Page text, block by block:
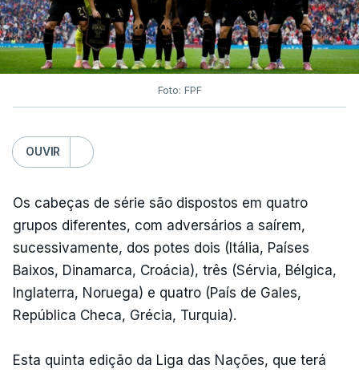
Foto: FPF
OUVIR
Os cabeças de série são dispostos em quatro
grupos diferentes, com adversários a saírem,
sucessivamente, dos potes dois (Itália, Países
Baixos, Dinamarca, Croácia), três (Sérvia, Bélgica,
Inglaterra, Noruega) e quatro (País de Gales,
República Checa, Grécia, Turquia).
Esta quinta edição da Liga das Nações, que terá